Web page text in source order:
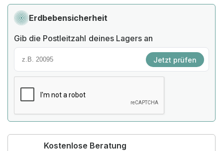
Erdbebensicherheit
Gib die Postleitzahl deines Lagers an
Jetzt prüfen
Kostenlose Beratung